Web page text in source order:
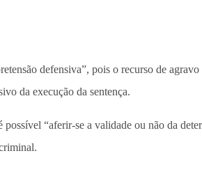
defensiva”, pois o recurso de
da execução da sentença.
“aferir-se a validade ou não da